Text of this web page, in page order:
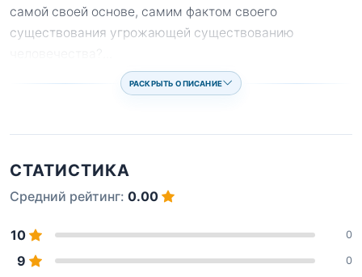
самой своей основе, самим фактом своего
существования угрожающей существованию
РАСКРЫТЬ ОПИСАНИЕ
СТАТИСТИКА
Средний рейтинг: 0.00
10 0
9 0